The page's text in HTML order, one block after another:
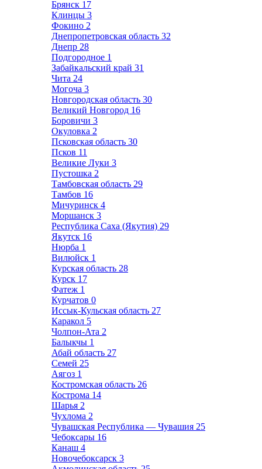
Брянск 17
Клинцы 3
Фокино 2
Днепропетровская область 32
Днепр 28
Подгородное 1
Забайкальский край 31
Чита 24
Могоча 3
Новгородская область 30
Великий Новгород 16
Боровичи 3
Окуловка 2
Псковская область 30
Псков 11
Великие Луки 3
Пустошка 2
Тамбовская область 29
Тамбов 16
Мичуринск 4
Моршанск 3
Республика Саха (Якутия) 29
Якутск 16
Нюрба 1
Вилюйск 1
Курская область 28
Курск 17
Фатеж 1
Курчатов 0
Иссык-Кульская область 27
Каракол 5
Чолпон-Ата 2
Балыкчы 1
Абай область 27
Семей 25
Аягоз 1
Костромская область 26
Кострома 14
Шарья 2
Чухлома 2
Чувашская Республика — Чувашия 25
Чебоксары 16
Канаш 4
Новочебоксарск 3